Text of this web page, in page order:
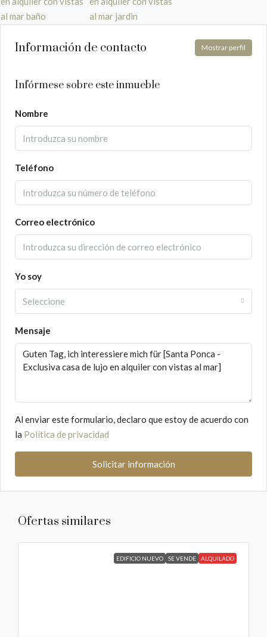
Información de contacto Mostrar perfil
Infórmese sobre este inmueble
Nombre
Teléfono
Correo electrónico
Yo soy
Seleccione
Mensaje
Al enviar este formulario, declaro que estoy de acuerdo con
la Política de privacidad
Solicitar información
Ofertas similares
EDIFICIO NUEVO SE VENDE ALQUILADO